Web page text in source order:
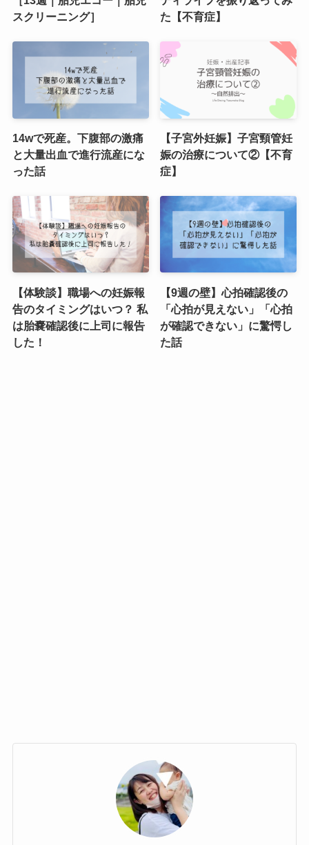
スクリーニング］
た【不育症】
14wで死産。下腹部の激痛
と大量出血で進行流産にな
った話
【子宮外妊娠】子宮頸管妊
娠の治療について②【不育
症】
【体験談】職場への妊娠報
告のタイミングはいつ？ 私
は胎嚢確認後に上司に報告
した！
【9週の壁】心拍確認後の
「心拍が見えない」「心拍
が確認できない」に驚愕し
た話